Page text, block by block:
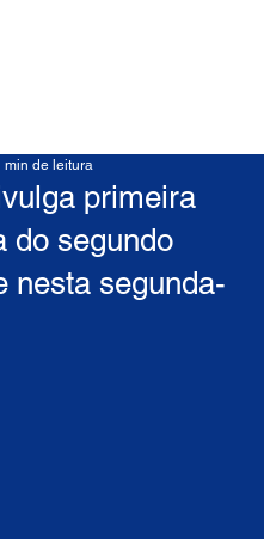
primeira
do segundo
nesta segunda-
min de leitura
NaN de 5 estrelas.